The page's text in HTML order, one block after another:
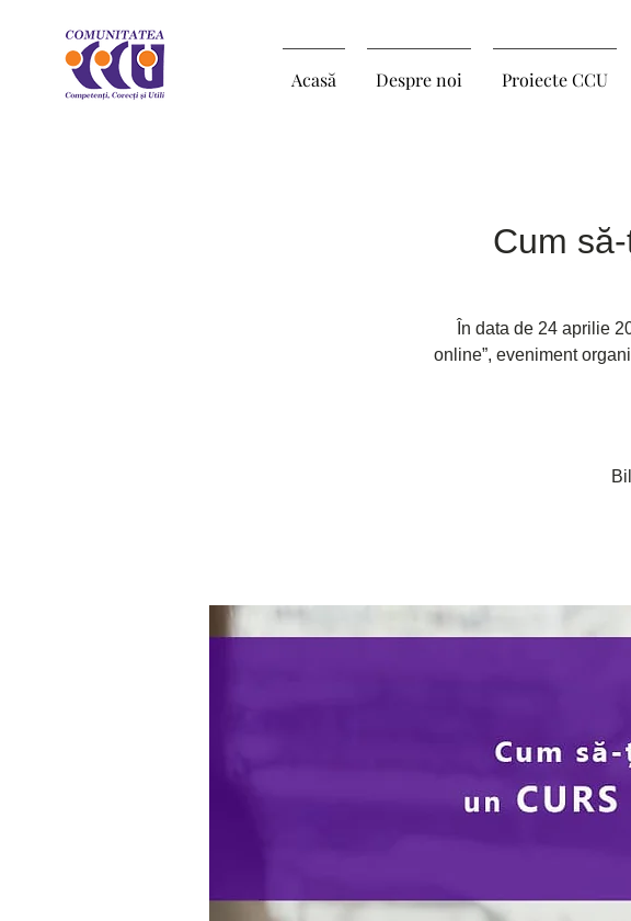
Acasă Despre noi Proiecte CCU
Cum
În data de 24 aprilie
online”, eveniment